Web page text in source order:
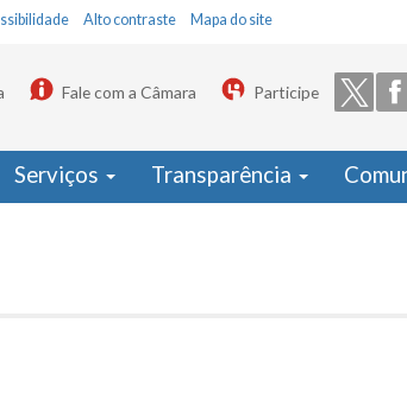
Alto contraste Mapa do site
Fale com a Câmara Participe
Serviços Transparência